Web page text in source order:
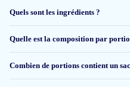
Het is veel te vroeg om mijn
Quels sont les ingrédients ?
Quelle est la composition par
Combien de portions contient un